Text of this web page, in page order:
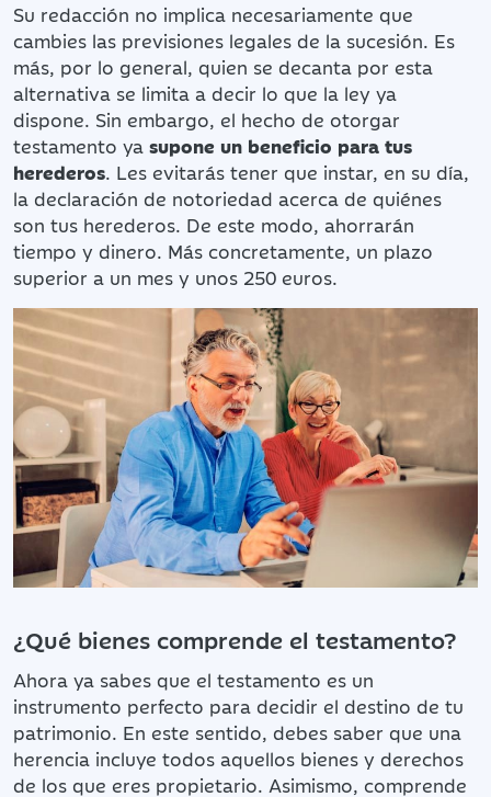
Su redacción no implica necesariamente que
cambies las previsiones legales de la sucesión. Es
más, por lo general, quien se decanta por esta
alternativa se limita a decir lo que la ley ya
dispone. Sin embargo, el hecho de otorgar
testamento ya supone un beneficio para tus
herederos. Les evitarás tener que instar, en su día,
la declaración de notoriedad acerca de quiénes
son tus herederos. De este modo, ahorrarán
tiempo y dinero. Más concretamente, un plazo
superior a un mes y unos 250 euros.
¿Qué bienes comprende el testamento?
Ahora ya sabes que el testamento es un
instrumento perfecto para decidir el destino de tu
patrimonio. En este sentido, debes saber que una
herencia incluye todos aquellos bienes y derechos
de los que eres propietario. Asimismo, comprende